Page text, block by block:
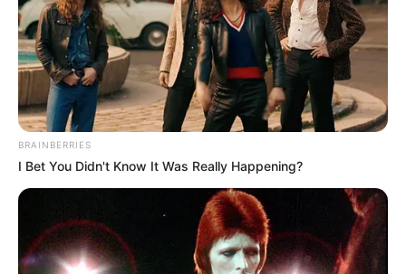
TEMAS DESTACADOS
CATATUMBO
PUENTE INTERNACIONAL SIMÓN BOLÍVAR
NOTICIAS NORTE DE SANTANDER
ÁREA METROPOLITANA DE CÚCUTA
BRAINBERRIES
I Bet You Didn't Know It Was Really Happening?